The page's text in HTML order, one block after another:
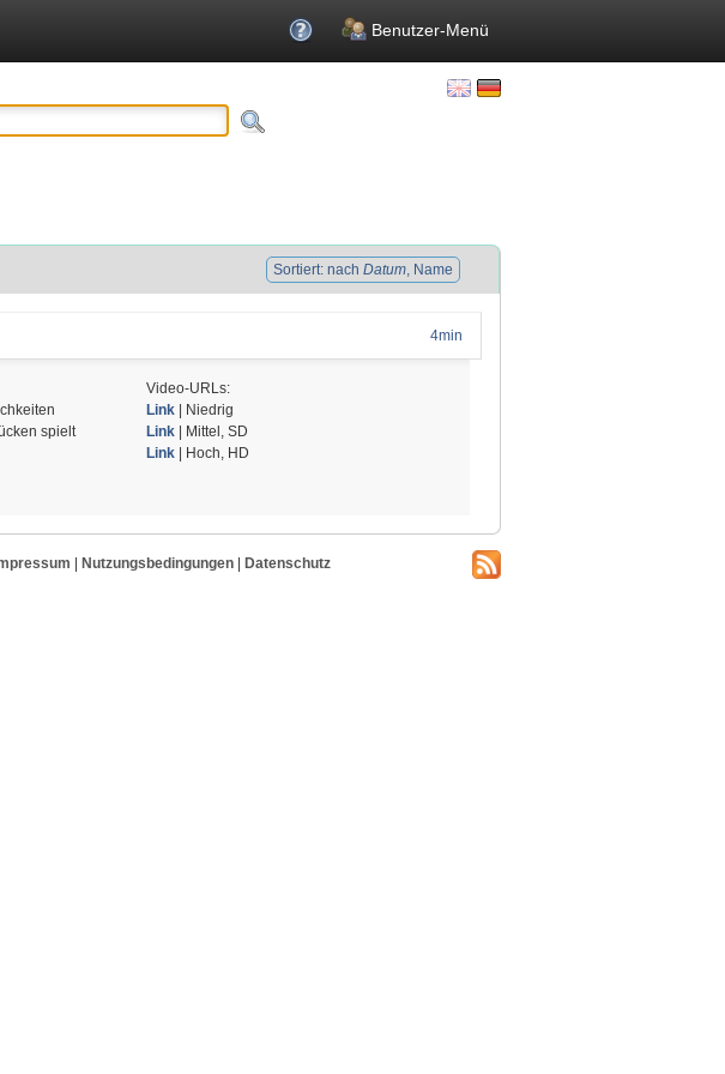
Benutzer-Menü
Sortiert: nach Datum, Name
4min
spielt
Video-URLs:
Link | Niedrig
Link | Mittel, SD
Link | Hoch, HD
Nutzungsbedingungen| Datenschutz